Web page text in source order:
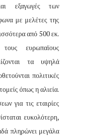
εξαγωγές των
με μελέτες της
από 500 εκ.
ευρωπαϊους
τα υψηλά
πολιτικές
όπως η αλιεία.
για τις εταιρίες
ευκολότερη,
πληρώνει μεγάλα